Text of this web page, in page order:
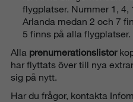
flygplatser. Nummer 1, 4,
Arlanda medan 2 och 7
5 finns på alla flygplatser.
Alla prenumerationslistor
har flyttats över till nya
sig på nytt.
Har du frågor, kontakta